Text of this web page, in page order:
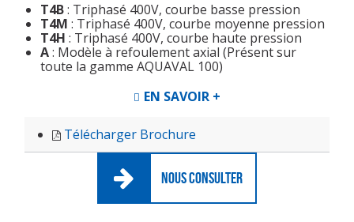
T4B: Triphasé 400V, courbe basse pression
T4M : Triphasé 400V, courbe moyenne pression
T4H : Triphasé 400V, courbe haute pression
A: Modèle à refoulement axial (Présent sur
toute la gamme AQUAVAL 100)
EN SAVOIR +
Télécharger Brochure
NOUS CONSULTER